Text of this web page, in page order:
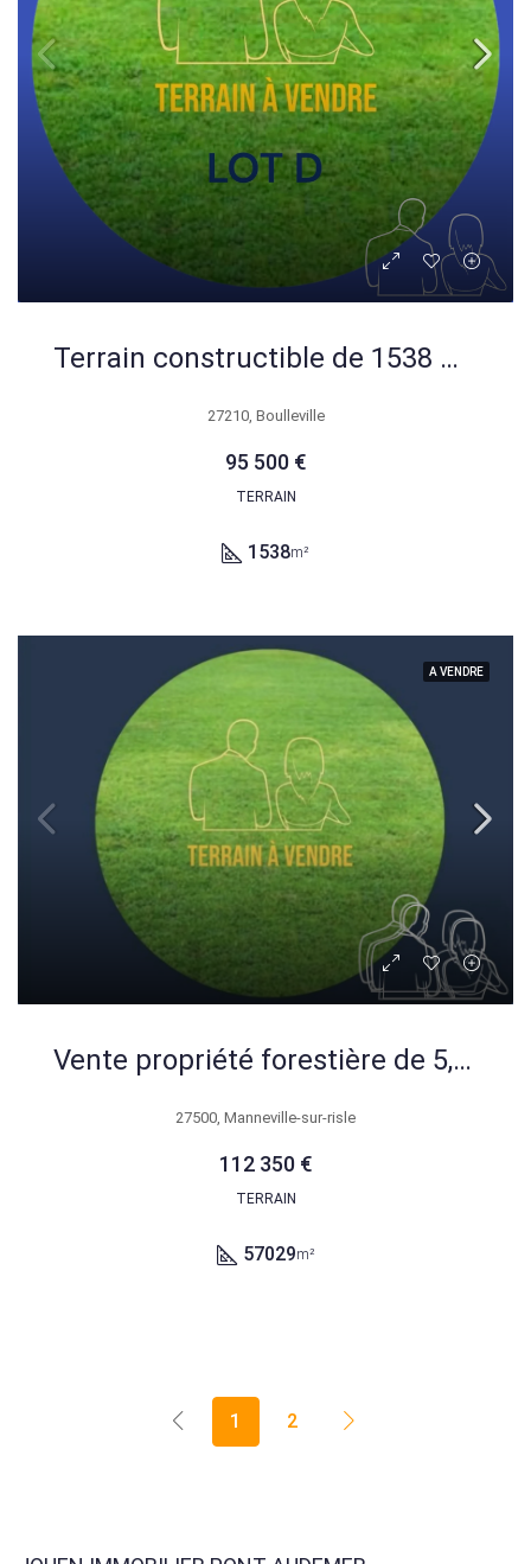
Terrain constructible de 1538 m2 à Boulleville proche Saint Maclou
27210, Boulleville
95 500 €
TERRAIN
1538m²
A VENDRE
Vente propriété forestière de 5,7 ha à Manneville-sur-Risle – Réglementée et protégée
27500, Manneville-sur-risle
112 350 €
TERRAIN
57029m²
1 2